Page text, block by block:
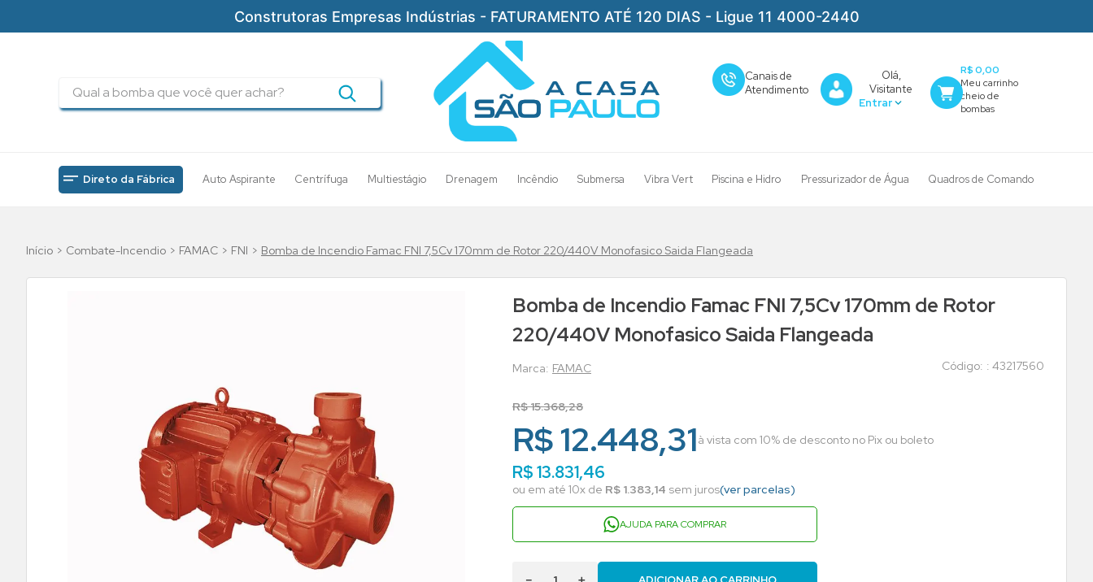
Construtoras Empresas Indústrias - FATURAMENTO ATÉ 120 DIAS - Ligue 11 4000-2440
Canais de
Atendimento
Olá,
Visitante
R$ 0,00
Direto da Fábrica Auto Aspirante Centrífuga Multiestágio Drenagem Incêndio Submersa Vibra Vert Piscina e Hidro Pressurizador de Água Quadros de Comando
Combate-Incendio FAMAC FNI Bomba de Incendio Famac FNI 7,5Cv 170mm de Rotor 220/440V Monofasico Saida Flangeada
Bomba de Incendio Famac FNI 7,5Cv 170mm de Rotor
220/440V Monofasico Saida Flangeada
FAMAC : 43217560
R$15.368,28
R$ 12.448,31à vista com 10% de desconto no Pix ou boleto
R$13.831,46
ou em até 10x de R$ 1.383,14 sem juros(ver parcelas)
AJUDA PARA COMPRAR
drenagem